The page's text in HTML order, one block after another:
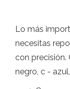
Lo más
necesitas
con precisión.
negro, c -